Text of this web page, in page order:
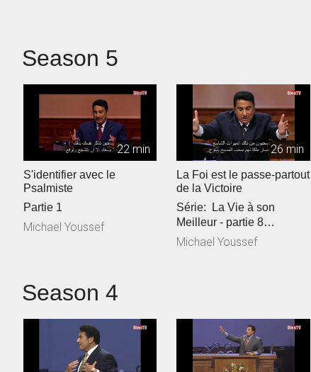
Season 5
22 min
S'identifier avec le
Psalmiste
Partie 1
Michael Youssef
26 min
La Foi est le passe-partout
de la Victoire
Série: La Vie à son
Meilleur - partie 8
Référence Biblique: 1
Michael Youssef
Season 4